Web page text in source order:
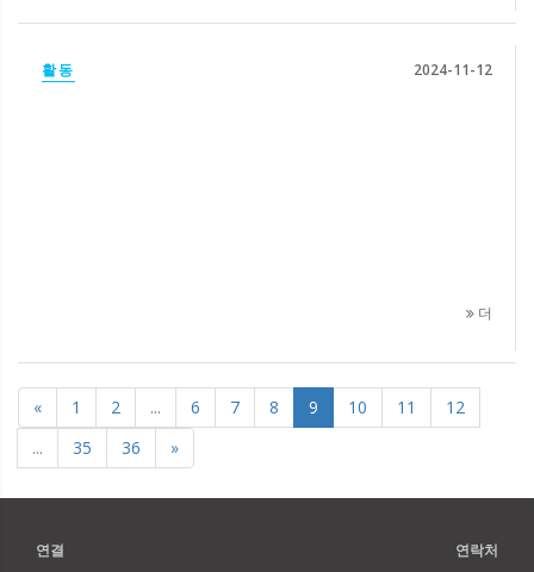
활동 2024-11-12
더
« 1 2 ... 6 7 8 9 10 11
12
...
35 36 »
연결 연락처